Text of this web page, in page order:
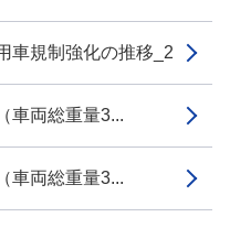
車規制強化の推移_2
車両総重量3...
車両総重量3...